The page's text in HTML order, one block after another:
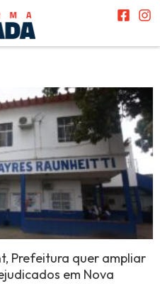
Prefeitura quer ampliar
em Nova